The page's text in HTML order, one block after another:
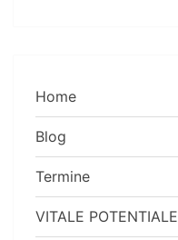
Home
Blog
Termine
VITALE POTENTIALE